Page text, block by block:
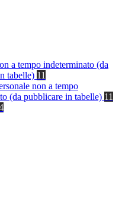
a tempo indeterminato (da
tabelle) 11
non a tempo
(da pubblicare in tabelle) 11